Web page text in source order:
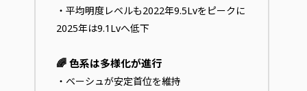
・平均明度レベルも2022年9.5Lvをピークに
2025年は9.1Lvへ低下
🌈 色系は多様化が進行
・ベーシュが安定首位を維持